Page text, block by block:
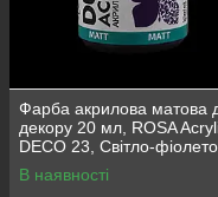
Фарба акрилова матова
декору 20 мл, ROSA
DECO 23, Світло-
В наявності